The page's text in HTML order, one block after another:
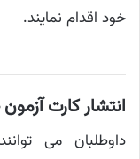
خود اقدام نمایند.
انتشار کارت
داوطلبان می